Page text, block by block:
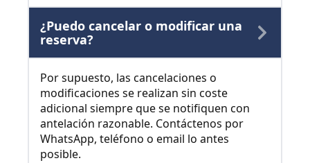
¿Puedo cancelar o modificar una
reserva?
Por supuesto, las cancelaciones o
modificaciones se realizan sin coste
adicional siempre que se notifiquen con
antelación razonable. Contáctenos por
WhatsApp, teléfono o email lo antes
posible.